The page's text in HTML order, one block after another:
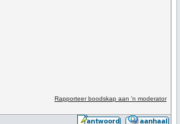
Rapporteer boodskap aan 'n moderator